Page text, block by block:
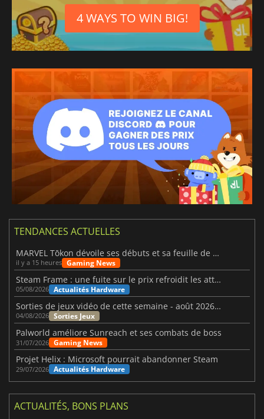
4 WAYS TO WIN BIG!
TENDANCES ACTUELLES
MARVEL Tōkon dévoile ses débuts et sa feuille de route
il y a 15 heures Gaming News
Steam Frame : une fuite sur le prix refroidit les attentes VR
05/08/2026 Actualités Hardware
Sorties de jeux vidéo de cette semaine - août 2026 (semaine 32)
04/08/2026 Sorties Jeux
Palworld améliore Sunreach et ses combats de boss
31/07/2026 Gaming News
Projet Helix : Microsoft pourrait abandonner Steam
29/07/2026 Actualités Hardware
ACTUALITÉS, BONS PLANS